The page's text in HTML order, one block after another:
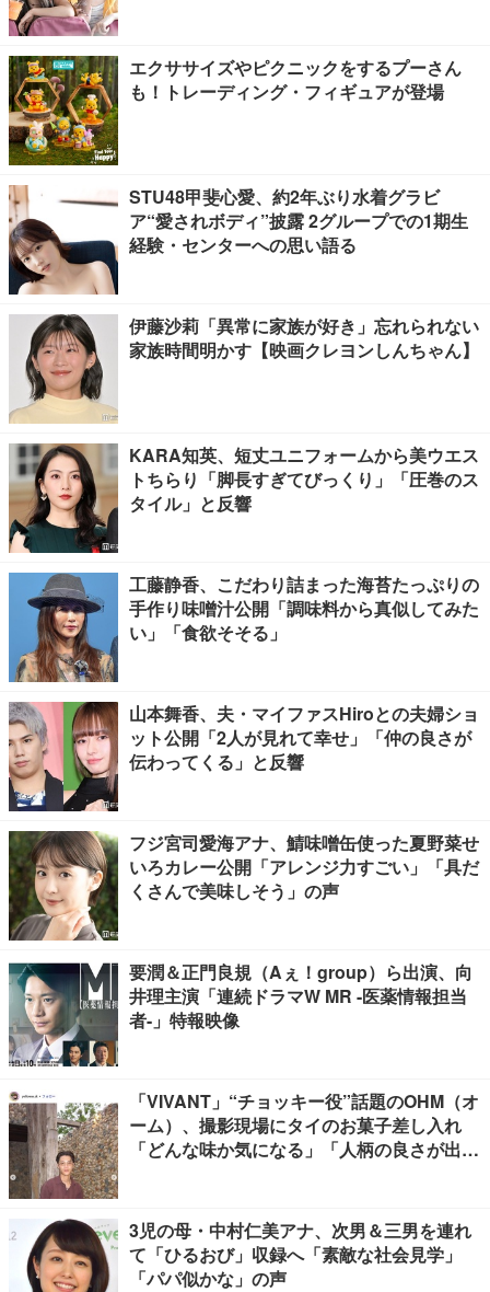
エクササイズやピクニックをするプーさん
も！トレーディング・フィギュアが登場
STU48甲斐心愛、約2年ぶり水着グラビ
ア“愛されボディ”披露 2グループでの1期生
経験・センターへの思い語る
伊藤沙莉「異常に家族が好き」忘れられない
家族時間明かす【映画クレヨンしんちゃん】
KARA知英、短丈ユニフォームから美ウエス
トちらり「脚長すぎてびっくり」「圧巻のス
タイル」と反響
工藤静香、こだわり詰まった海苔たっぷりの
手作り味噌汁公開「調味料から真似してみた
い」「食欲そそる」
山本舞香、夫・マイファスHiroとの夫婦ショ
ット公開「2人が見れて幸せ」「仲の良さが
伝わってくる」と反響
フジ宮司愛海アナ、鯖味噌缶使った夏野菜せ
いろカレー公開「アレンジ力すごい」「具だ
くさんで美味しそう」の声
要潤＆正門良規（Aぇ！group）ら出演、向
井理主演「連続ドラマW MR -医薬情報担当
者-」特報映像
「VIVANT」“チョッキー役”話題のOHM（オ
ーム）、撮影現場にタイのお菓子差し入れ
「どんな味か気になる」「人柄の良さが出て
3児の母・中村仁美アナ、次男＆三男を連れ
て「ひるおび」収録へ「素敵な社会見学」
「パパ似かな」の声